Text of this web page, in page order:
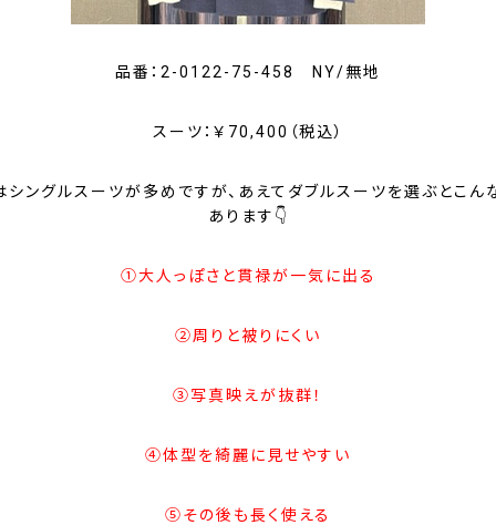
品番：2-0122-75-458 NY/無地
スーツ：￥70,400（税込）
シングルスーツが多めですが、あえてダブルスーツを選ぶとこん
あります👇
①大人っぽさと貫禄が一気に出る
②周りと被りにくい
③写真映えが抜群！
④体型を綺麗に見せやすい
⑤その後も長く使える